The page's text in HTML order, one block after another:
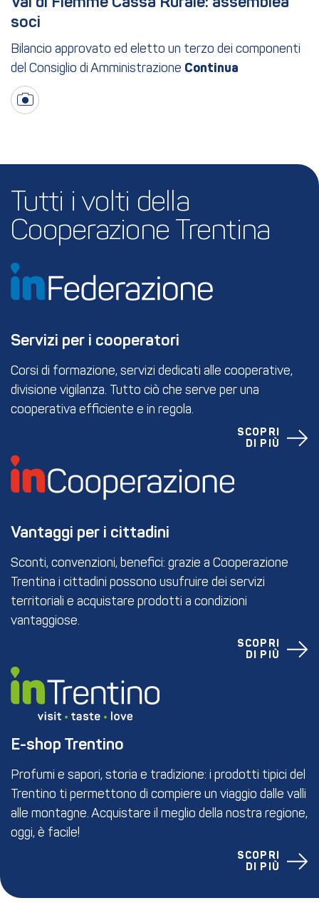
soci
Bilancio approvato ed eletto un terzo dei componenti
del Consiglio di Amministrazione
Tutti i volti della
Cooperazione Trentina
Servizi per i cooperatori
Corsi di formazione, servizi dedicati alle cooperative,
divisione vigilanza. Tutto ciò che serve per una
cooperativa efficiente e in regola.
SCOPRI
DI PIÙ
Vantaggi per i cittadini
Sconti, convenzioni, benefici: grazie a Cooperazione
Trentina i cittadini possono usufruire dei servizi
territoriali e acquistare prodotti a condizioni
vantaggiose.
SCOPRI
DI PIÙ
E-shop Trentino
Profumi e sapori, storia e tradizione: i prodotti tipici del
Trentino ti permettono di compiere un viaggio dalle valli
alle montagne. Acquistare il meglio della nostra regione,
oggi, è facile!
SCOPRI
DI PIÙ